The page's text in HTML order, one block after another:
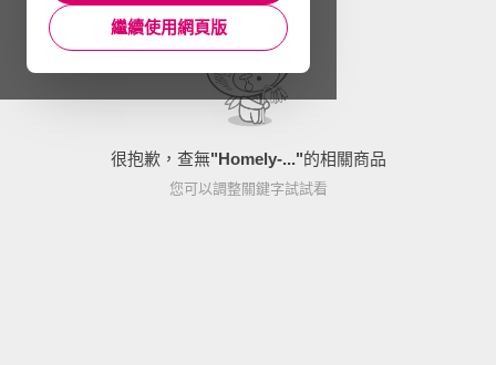
很抱歉，查無"Homely-..."的相關商品
您可以調整關鍵字試試看
繼續使用網頁版